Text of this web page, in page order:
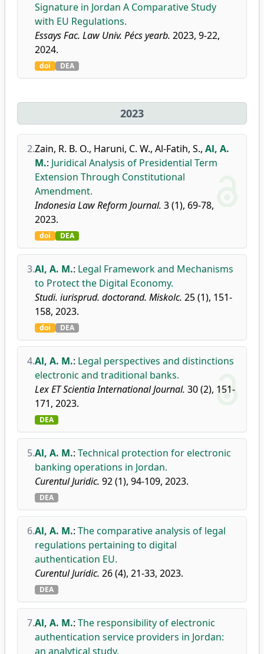
Signature in Jordan A Comparative Study
with EU Regulations.
Essays Fac. Law Univ. Pécs yearb. 2023, 9-22,
2024.
doi DEA
2023
2.Zain, R. B. O., Haruni, C. W., Al-Fatih, S., Al, A.
M.: Juridical Analysis of Presidential Term
Extension Through Constitutional
Amendment.
Indonesia Law Reform Journal. 3 (1), 69-78,
2023.
doi DEA
3.Al, A. M.: Legal Framework and Mechanisms
to Protect the Digital Economy.
Studi. iurisprud. doctorand. Miskolc. 25 (1), 151-
158, 2023.
doi DEA
4.Al, A. M.: Legal perspectives and distinctions
electronic and traditional banks.
Lex ET Scientia International Journal. 30 (2), 151-
171, 2023.
DEA
5.Al, A. M.: Technical protection for electronic
banking operations in Jordan.
Curentul Juridic. 92 (1), 94-109, 2023.
DEA
6.Al, A. M.: The comparative analysis of legal
regulations pertaining to digital
authentication EU.
Curentul Juridic. 26 (4), 21-33, 2023.
DEA
7.Al, A. M.: The responsibility of electronic
authentication service providers in Jordan:
an analytical study.